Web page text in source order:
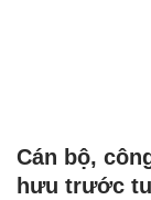
Cán bộ,
hưu trước